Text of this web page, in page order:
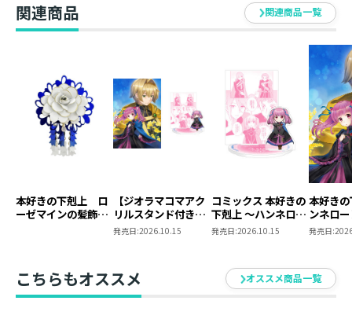
ジークリンデ：豊口めぐみ
グレーティア／メルヒオール：長縄まりあ
アウブ・ダンケルフェルガー／シュトラール：上田燿司
エアヴェルミーン：小西克幸
ベンノ：子安武人
ルッツ：田村睦心
トゥーリ：中島 愛
エーファ：折笠富美子
マルク：前野智昭
ディード：竹内 想
前神殿長／前アウブ・エーレンフェスト：星野充昭
関連商品 関連商品一覧
本好きの下剋上 ロ
ーゼマインの髪飾り
【ジオラマコマアク
リルスタンド付き】
本好きの下剋上 ～ハ
ミックス）
発売日:2026.10.15
コミックス 本好きの
下剋上 ～ハンネロー
レの貴族院五年生～
アクリルスタンド
（1巻4話）
発売日:2026.10.15
本好き
ンネロ
五年生
発売日:
こちらもオススメ オススメ商品一覧